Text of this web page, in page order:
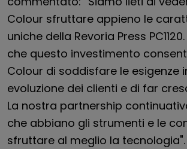
Colour sfruttare appieno le
uniche della Revoria Press
che questo investimento
Colour di soddisfare le esigenze
evoluzione dei clienti e di far
La nostra partnership
che abbiano gli strumenti e le
sfruttare al meglio la tecnologia".